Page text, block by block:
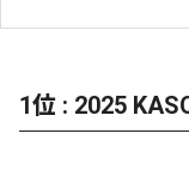
1位 : 2025